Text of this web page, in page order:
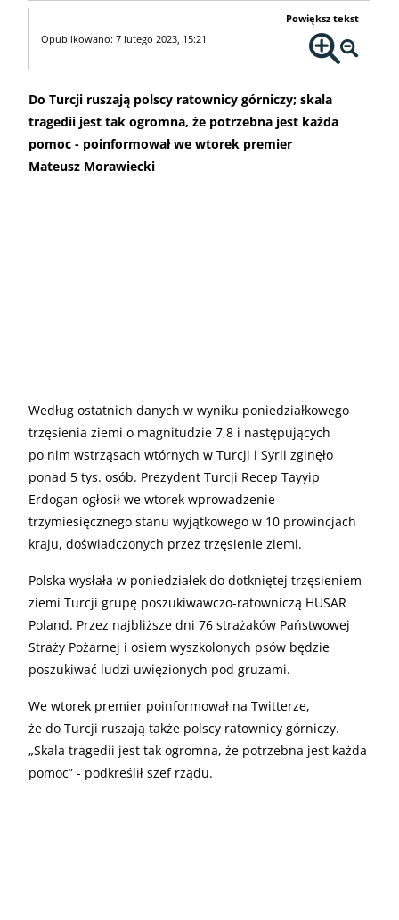
Opublikowano: 7 lutego 2023, 15:21
Powiększ tekst
Do Turcji ruszają polscy ratownicy górniczy; skala
tragedii jest tak ogromna, że potrzebna jest każda
pomoc - poinformował we wtorek premier
Mateusz Morawiecki
Według ostatnich danych w wyniku poniedziałkowego
trzęsienia ziemi o magnitudzie 7,8 i następujących
po nim wstrząsach wtórnych w Turcji i Syrii zginęło
ponad 5 tys. osób. Prezydent Turcji Recep Tayyip
Erdogan ogłosił we wtorek wprowadzenie
trzymiesięcznego stanu wyjątkowego w 10 prowincjach
kraju, doświadczonych przez trzęsienie ziemi.
Polska wysłała w poniedziałek do dotkniętej trzęsieniem
ziemi Turcji grupę poszukiwawczo-ratowniczą HUSAR
Poland. Przez najbliższe dni 76 strażaków Państwowej
Straży Pożarnej i osiem wyszkolonych psów będzie
poszukiwać ludzi uwięzionych pod gruzami.
We wtorek premier poinformował na Twitterze,
że do Turcji ruszają także polscy ratownicy górniczy.
„Skala tragedii jest tak ogromna, że potrzebna jest każda
pomoc” - podkreślił szef rządu.